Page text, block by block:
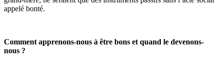
appelé bonté.
Comment apprenons-nous à être bons et quand le devenons-
nous ?